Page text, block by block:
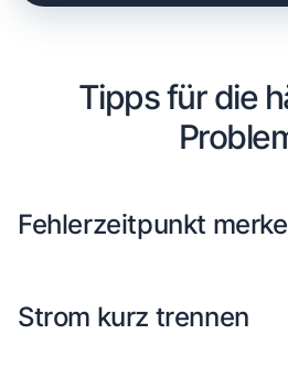
Tipps für die
Fehlerzeitpunkt
Strom kurz trennen